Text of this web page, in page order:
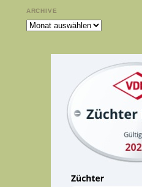
ARCHIVE
Archive